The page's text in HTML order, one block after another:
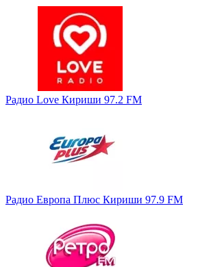
Радио Love Кириши 97.2 FM
Радио Европа Плюс Кириши 97.9 FM